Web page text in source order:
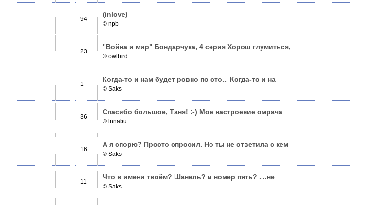
94
(inlove)
© npb
23
"Война и мир" Бондарчука, 4 серия Хорош глумиться,
© owlbird
1
Когда-то и нам будет ровно по сто... Когда-то и на
© Saks
36
Спасибо большое, Таня! :-) Мое настроение омрача
© innabu
16
А я спорю? Просто спросил. Но ты не ответила с кем
© Saks
11
Что в имени твоём? Шанель? и номер пять? ....не
© Saks